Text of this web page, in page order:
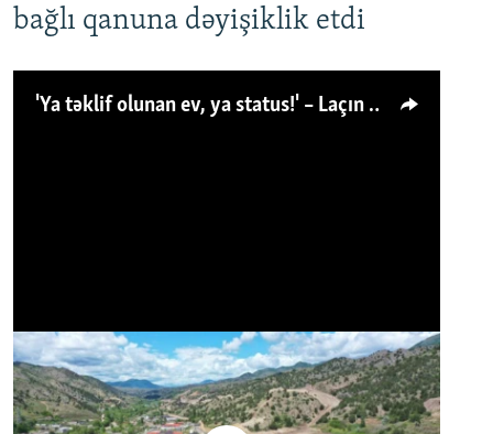
bağlı qanuna dəyişiklik etdi
'Ya təklif olunan ev, ya status!' – Laçın köçkünü: 'Laçından başqa heç hara!'